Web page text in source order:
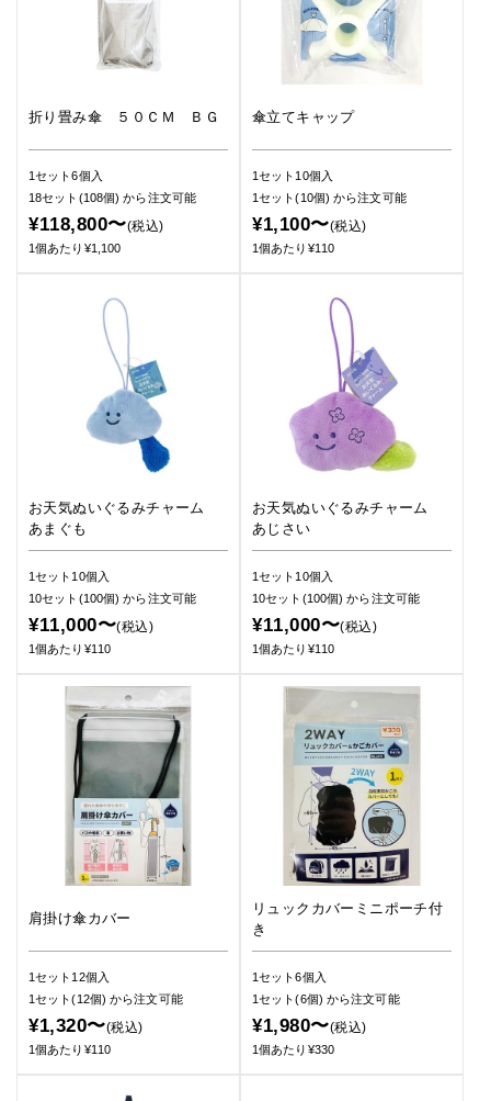
折り畳み傘 ５０ＣＭ ＢＧ
1セット6個入
18セット(108個)から注文可能
¥118,800〜(税込)
1個あたり¥1,100
傘立てキャップ
1セット10個入
1セット(10個)から注文可能
¥1,100〜(税込)
1個あたり¥110
お天気ぬいぐるみチャーム
あまぐも
1セット10個入
10セット(100個)から注文可能
¥11,000〜(税込)
1個あたり¥110
お天気ぬいぐるみチャーム
あじさい
1セット10個入
10セット(100個)から注文可能
¥11,000〜(税込)
1個あたり¥110
肩掛け傘カバー
1セット12個入
1セット(12個)から注文可能
¥1,320〜(税込)
1個あたり¥110
リュックカバーミニポーチ付
き
1セット6個入
1セット(6個) から注文可能
¥1,980〜(税込)
1個あたり¥330